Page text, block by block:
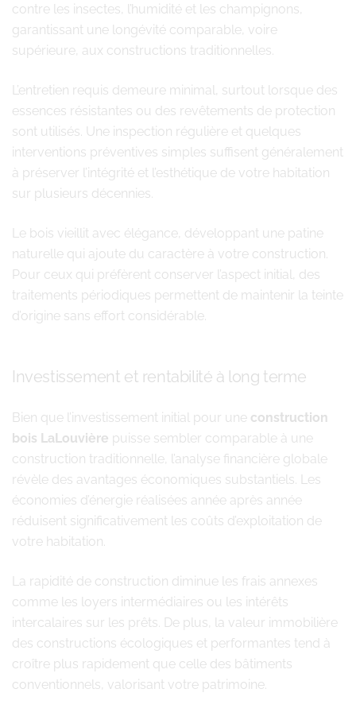
contre les insectes, l’humidité et les champignons,
garantissant une longévité comparable, voire
supérieure, aux constructions traditionnelles.
L’entretien requis demeure minimal, surtout lorsque des
essences résistantes ou des revêtements de protection
sont utilisés. Une inspection régulière et quelques
interventions préventives simples suffisent généralement
à préserver l’intégrité et l’esthétique de votre habitation
sur plusieurs décennies.
Le bois vieillit avec élégance, développant une patine
naturelle qui ajoute du caractère à votre construction.
Pour ceux qui préfèrent conserver l’aspect initial, des
traitements périodiques permettent de maintenir la teinte
d’origine sans effort considérable.
Investissement et rentabilité à long terme
Bien que l’investissement initial pour une construction
bois LaLouvière puisse sembler comparable à une
construction traditionnelle, l’analyse financière globale
révèle des avantages économiques substantiels. Les
économies d’énergie réalisées année après année
réduisent significativement les coûts d’exploitation de
votre habitation.
La rapidité de construction diminue les frais annexes
comme les loyers intermédiaires ou les intérêts
intercalaires sur les prêts. De plus, la valeur immobilière
des constructions écologiques et performantes tend à
croître plus rapidement que celle des bâtiments
conventionnels, valorisant votre patrimoine.